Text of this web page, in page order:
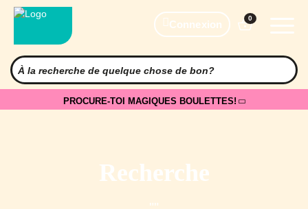
Connexion
0
PROCURE-TOI MAGIQUES BOULETTES!
Recherche